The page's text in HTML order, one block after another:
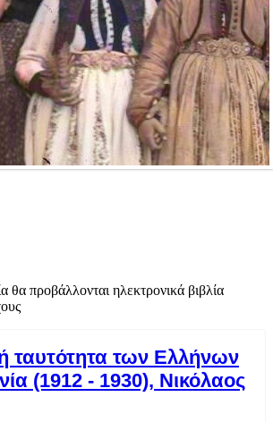
θα προβάλλονται ηλεκτρονικά βιβλία
ταυτότητα των Ελλήνων
(1912 - 1930), Νικόλαος